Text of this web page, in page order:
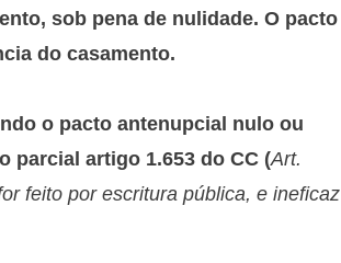
sob pena de nulidade. O pacto
do casamento.
o pacto antenupcial nulo ou
parcial artigo 1.653 do CC (Art.
feito por escritura pública, e ineficaz